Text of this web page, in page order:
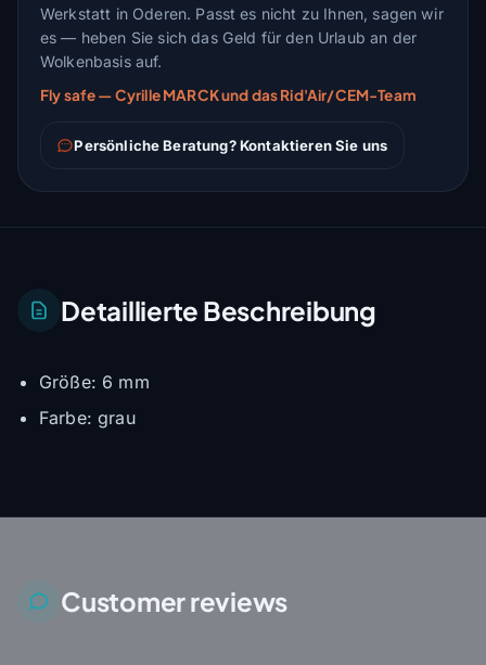
Werkstatt in Oderen. Passt es nicht zu Ihnen, sagen wir
es — heben Sie sich das Geld für den Urlaub an der
Wolkenbasis auf.
Fly safe — Cyrille MARCK und das Rid'Air/CEM-Team
Persönliche Beratung? Kontaktieren Sie uns
Detaillierte Beschreibung
Größe: 6 mm
Farbe: grau
Customer reviews